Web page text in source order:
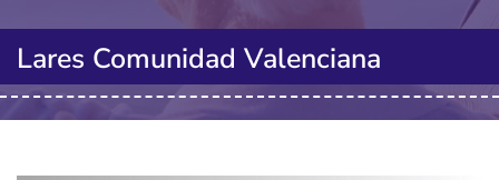
Lares Comunidad Valenciana